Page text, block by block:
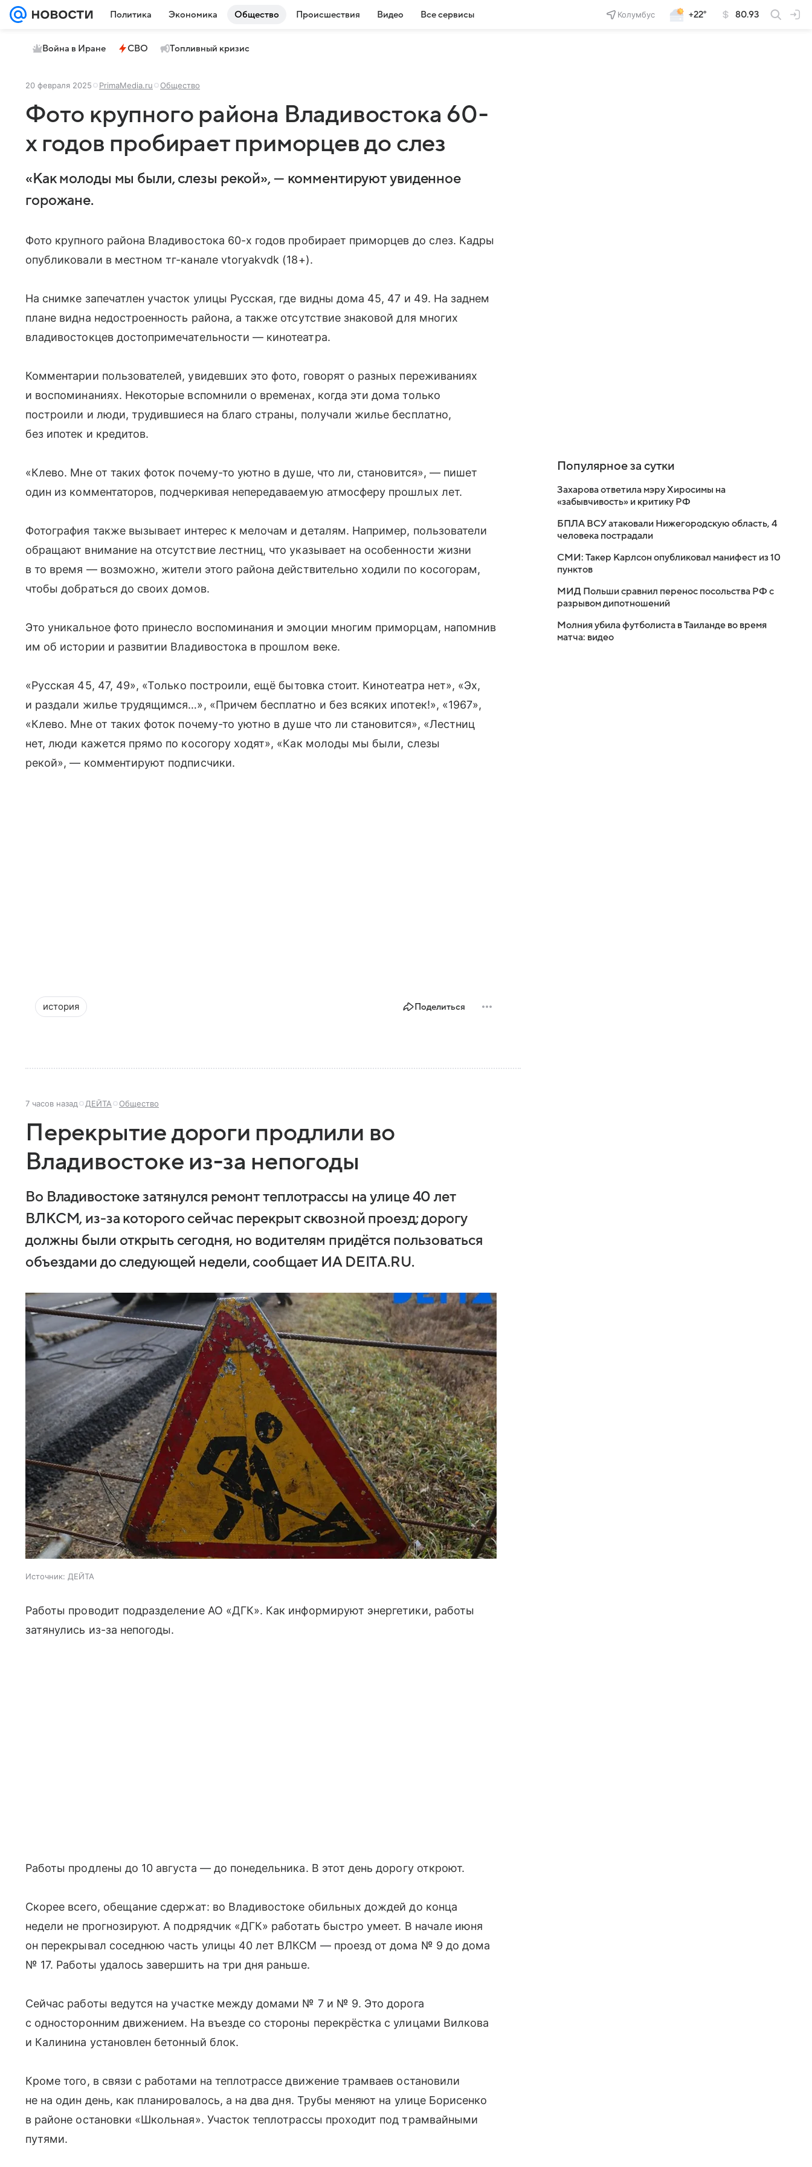
Политика Экономика Общество Происшествия Видео Все сервисы Колумбус +22° 80.93
Война в Иране СВО Топливный кризис
20 февраля 2025 PrimaMedia.ru Общество
Фото крупного района Владивостока 60-
х годов пробирает приморцев до слез
«Как молоды мы были, слезы рекой», — комментируют увиденное
горожане.
Фото крупного района Владивостока 60-х годов пробирает приморцев до слез. Кадры
опубликовали в местном тг-канале vtoryakvdk (18+).
На снимке запечатлен участок улицы Русская, где видны дома 45, 47 и 49. На заднем
плане видна недостроенность района, а также отсутствие знаковой для многих
владивостокцев достопримечательности — кинотеатра.
Комментарии пользователей, увидевших это фото, говорят о разных переживаниях
и воспоминаниях. Некоторые вспомнили о временах, когда эти дома только
построили и люди, трудившиеся на благо страны, получали жилье бесплатно,
без ипотек и кредитов.
«Клево. Мне от таких фоток почему-то уютно в душе, что ли, становится», — пишет
один из комментаторов, подчеркивая непередаваемую атмосферу прошлых лет.
Фотография также вызывает интерес к мелочам и деталям. Например, пользователи
обращают внимание на отсутствие лестниц, что указывает на особенности жизни
в то время — возможно, жители этого района действительно ходили по косогорам,
чтобы добраться до своих домов.
Это уникальное фото принесло воспоминания и эмоции многим приморцам, напомнив
им об истории и развитии Владивостока в прошлом веке.
«Русская 45, 47, 49», «Только построили, ещё бытовка стоит. Кинотеатра нет», «Эх,
и раздали жилье трудящимся…», «Причем бесплатно и без всяких ипотек!», «1967»,
«Клево. Мне от таких фоток почему-то уютно в душе что ли становится», «Лестниц
нет, люди кажется прямо по косогору ходят», «Как молоды мы были, слезы
рекой», — комментируют подписчики.
история Поделиться
7 часов назад ДЕЙТА Общество
Перекрытие дороги продлили во
Владивостоке из-за непогоды
Во Владивостоке затянулся ремонт теплотрассы на улице 40 лет
ВЛКСМ, из-за которого сейчас перекрыт сквозной проезд; дорогу
должны были открыть сегодня, но водителям придётся пользоваться
объездами до следующей недели, сообщает ИА DEITA.RU.
Источник: ДЕЙТА
Работы проводит подразделение АО «ДГК». Как информируют энергетики, работы
затянулись из-за непогоды.
Работы продлены до 10 августа — до понедельника. В этот день дорогу откроют.
Скорее всего, обещание сдержат: во Владивостоке обильных дождей до конца
недели не прогнозируют. А подрядчик «ДГК» работать быстро умеет. В начале июня
он перекрывал соседнюю часть улицы 40 лет ВЛКСМ — проезд от дома № 9 до дома
№ 17. Работы удалось завершить на три дня раньше.
Сейчас работы ведутся на участке между домами № 7 и № 9. Это дорога
с односторонним движением. На въезде со стороны перекрёстка с улицами Вилкова
и Калинина установлен бетонный блок.
Кроме того, в связи с работами на теплотрассе движение трамваев остановили
не на один день, как планировалось, а на два дня. Трубы меняют на улице Борисенко
в районе остановки «Школьная». Участок теплотрассы проходит под трамвайными
путями.
Популярное за сутки
Захарова ответила мэру Хиросимы на
«забывчивость» и критику РФ
БПЛА ВСУ атаковали Нижегородскую область, 4
человека пострадали
СМИ: Такер Карлсон опубликовал манифест из 10
пунктов
МИД Польши сравнил перенос посольства РФ с
разрывом дипотношений
Молния убила футболиста в Таиланде во время
матча: видео